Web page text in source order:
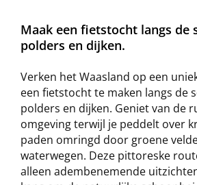
Maak een fietstocht langs de
polders en dijken.
Verken het Waasland op een
een fietstocht te maken langs de
polders en dijken. Geniet van de
omgeving terwijl je peddelt over
paden omringd door groene
waterwegen. Deze pittoreske
alleen adembenemende